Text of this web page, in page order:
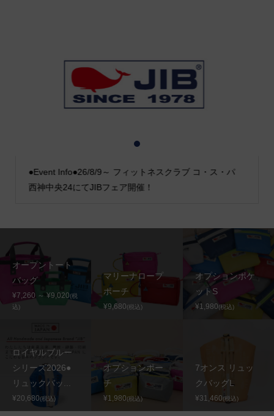
●Event Info●26/8/9～ フィットネスクラブ コ・ス・パ
西神中央24にてJIBフェア開催！
2
オープントート
バッグ
¥7,260 ～ ¥9,020(税
込)
マリーナロープ
ポーチ
¥9,680(税込)
オプションポケ
ットS
¥1,980(税込)
ロイヤルブルー
シリーズ2026●
リュックバッ...
¥20,680(税込)
オプションポー
チ
¥1,980(税込)
7オンス リュッ
クバッグL
¥31,460(税込)